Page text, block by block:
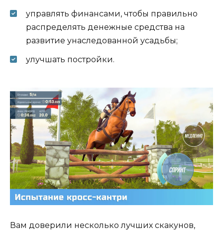
управлять финансами, чтобы правильно
распределять денежные средства на
развитие унаследованной усадьбы;
улучшать постройки.
Вам доверили несколько лучших скакунов,